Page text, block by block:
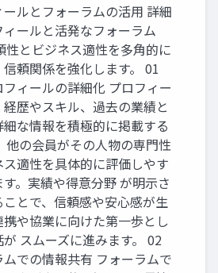
ールとフォーラムの活用 詳細
ィールと活発なフォーラム
性とビジネス適性を多角的に
頼関係を強化します。 01
ィールの詳細化 プロフィー
歴やスキル、過去の業績と
細な情報を積極的に掲載する
他の会員がその人物の専門性
適性を具体的に評価しやす
す。実績や得意分野 が明示さ
とで、信頼感や安心感が生
携や協業に向けた第一歩とし
スムーズに進みます。 02
ムでの情報共有 フォーラムで